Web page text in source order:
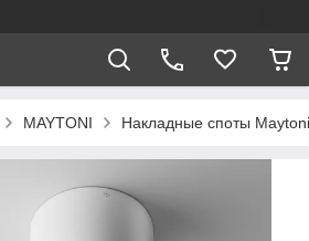
MAYTONI Накладные споты Maytoni